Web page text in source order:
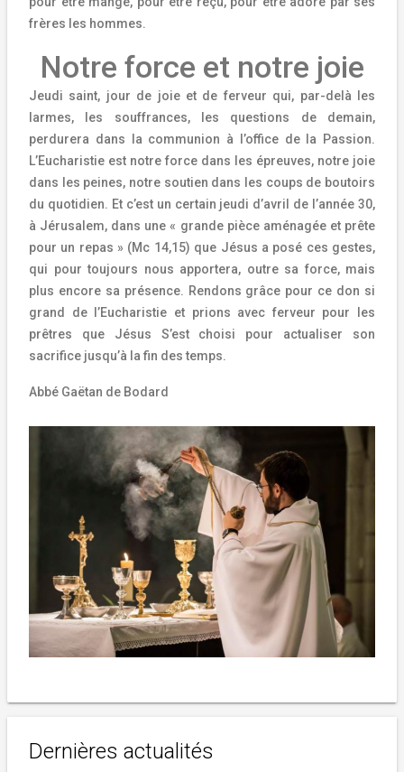
frères les hommes.
Notre force et notre joie
Jeudi saint, jour de joie et de ferveur qui, par-delà les
larmes, les souffrances, les questions de demain,
perdurera dans la communion à l’office de la Passion.
L’Eucharistie est notre force dans les épreuves, notre joie
dans les peines, notre soutien dans les coups de boutoirs
du quotidien. Et c’est un certain jeudi d’avril de l’année 30,
à Jérusalem, dans une « grande pièce aménagée et prête
pour un repas » (Mc 14,15) que Jésus a posé ces gestes,
qui pour toujours nous apportera, outre sa force, mais
plus encore sa présence. Rendons grâce pour ce don si
grand de l’Eucharistie et prions avec ferveur pour les
prêtres que Jésus S’est choisi pour actualiser son
sacrifice jusqu’à la fin des temps.
Abbé Gaëtan de Bodard
Dernières actualités